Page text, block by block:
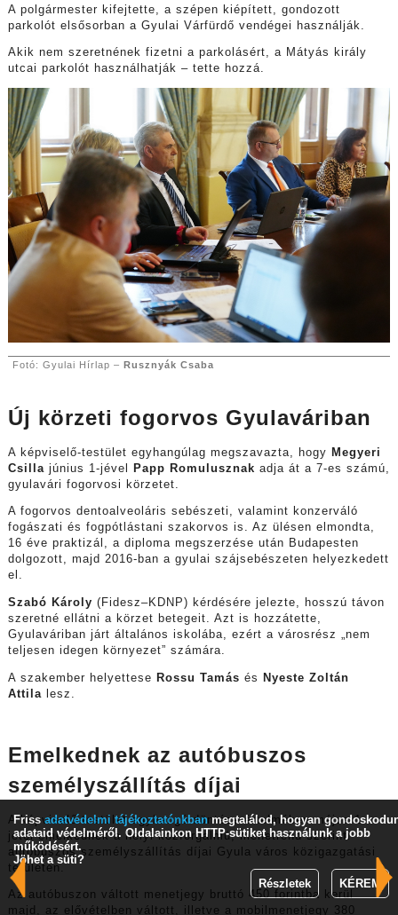
A polgármester kifejtette, a szépen kiépített, gondozott
parkolót elsősorban a Gyulai Várfürdő vendégei használják.
Akik nem szeretnének fizetni a parkolásért, a Mátyás király
utcai parkolót használhatják – tette hozzá.
Fotó: Gyulai Hírlap – Rusznyák Csaba
Új körzeti fogorvos Gyulaváriban
A képviselő-testület egyhangúlag megszavazta, hogy Megyeri
Csilla június 1-jével Papp Romulusznak adja át a 7-es számú,
gyulavári fogorvosi körzetet.
A fogorvos dentoalveoláris sebészeti, valamint konzerváló
fogászati és fogpótlástani szakorvos is. Az ülésen elmondta,
16 éve praktizál, a diploma megszerzése után Budapesten
dolgozott, majd 2016-ban a gyulai szájsebészeten helyezkedett
el.
Szabó Károly (Fidesz–KDNP) kérdésére jelezte, hosszú távon
szeretné ellátni a körzet betegeit. Azt is hozzátette,
Gyulaváriban járt általános iskolába, ezért a városrész „nem
teljesen idegen környezet” számára.
A szakember helyettese Rossu Tamás és
Nyeste Zoltán
Attila lesz.
Emelkednek az autóbuszos
személyszállítás díjai
A képviselő-testület egyhangú döntése értelmében május 1-
jétől emelkednek a helyi közforgalmú, menetrend szerinti
autóbuszos személyszállítás díjai Gyula város közigazgatási
területén.
Az autóbuszon váltott menetjegy bruttó 450 forintba kerül
majd, az elővételben váltott, illetve a mobilmenetjegy 380
Frissadatvédelmi tájékoztatónkbanmegtalálod, hogyan
adataid védelméről. Oldalainkon HTTP-sütiket használunk a jobb
működésért.
Jöhet a süti?
Részletek
KÉREM